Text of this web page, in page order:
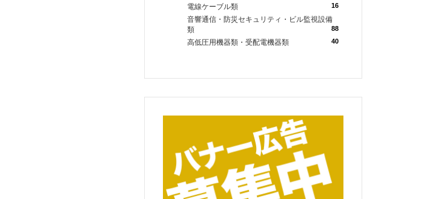
電線ケーブル類 16
音響通信・防災セキュリティ・ビル監視設備
類
88
高低圧用機器類・受配電機器類 40